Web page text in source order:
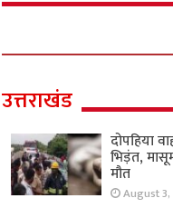
उत्तराखंड
दोपहिया
भिड़ंत,
मौत
August 3,